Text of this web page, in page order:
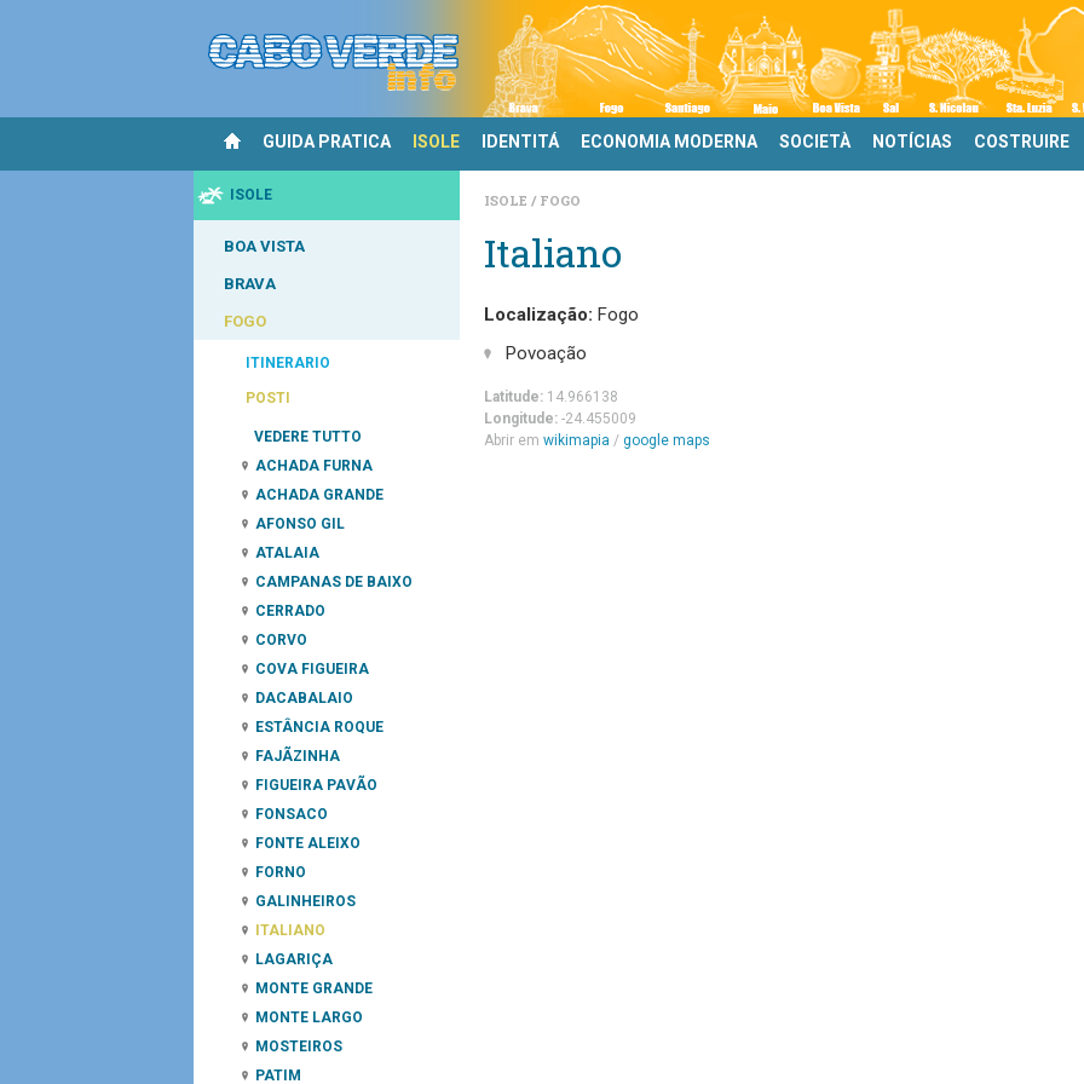
GUIDA PRATICA ISOLE IDENTITÁ ECONOMIA MODERNA SOCIETÀ NOTÍCIAS COSTRUIRE
ISOLE
BOA VISTA
BRAVA
FOGO
ITINERARIO
POSTI
VEDERE TUTTO
ACHADA FURNA
ACHADA GRANDE
AFONSO GIL
ATALAIA
CAMPANAS DE BAIXO
CERRADO
CORVO
COVA FIGUEIRA
DACABALAIO
ESTÂNCIA ROQUE
FAJÃZINHA
FIGUEIRA PAVÃO
FONSACO
FONTE ALEIXO
FORNO
GALINHEIROS
ITALIANO
LAGARIÇA
MONTE GRANDE
MONTE LARGO
MOSTEIROS
PATIM
ISOLE FOGO
Italiano
Localização: Fogo
Povoação
Latitude: 14.966138
Longitude: -24.455009
Abrir em wikimapia / google maps